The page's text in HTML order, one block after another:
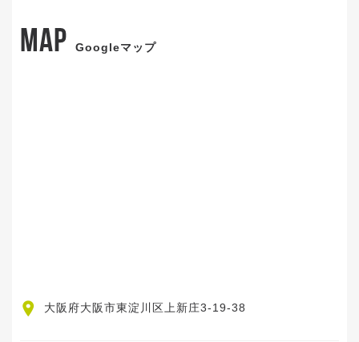
MAP Googleマップ
大阪府大阪市東淀川区上新庄3-19-38